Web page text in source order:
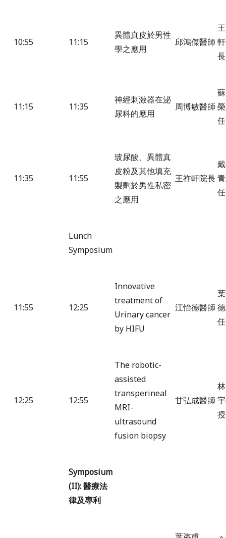
10:55 11:15
異體真皮於男性
學之應用
邱鴻傑醫師
長
11:15 11:35
神經刺激器在泌
尿科的應用
周博敏醫師
任
11:35 11:55
玻尿酸、異體真
皮粉及其他填充
製劑於男性私密
之應用
王祚軒院長
Lunch
Symposium
11:55 12:25
Innovative
treatment of
Urinary cancer
by HIFU
江怡德醫師
任
12:25 12:55
The robotic-
assisted
transperineal
MRI-
ultrasound
fusion biopsy
甘弘成醫師
授
Symposium
(II):醫療法
律及專利